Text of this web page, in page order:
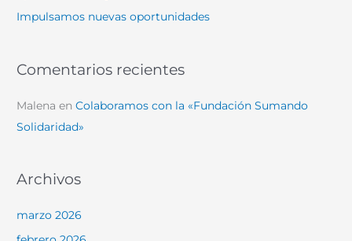
Impulsamos nuevas oportunidades
Comentarios recientes
Malena enColaboramos con la «Fundación Sumando
Solidaridad»
Archivos
marzo 2026